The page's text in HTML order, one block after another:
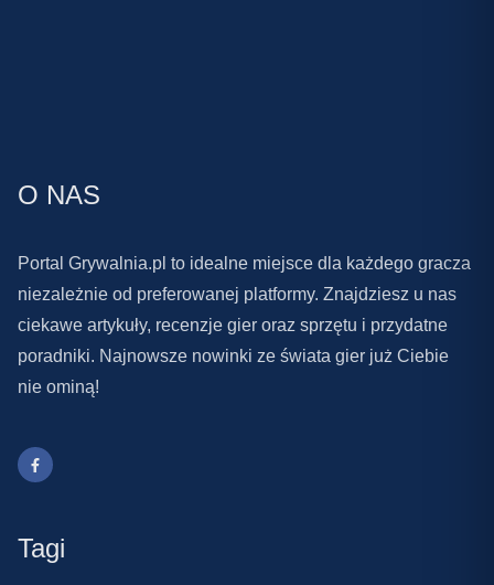
O NAS
Portal Grywalnia.pl to idealne miejsce dla każdego gracza
niezależnie od preferowanej platformy. Znajdziesz u nas
ciekawe artykuły, recenzje gier oraz sprzętu i przydatne
poradniki. Najnowsze nowinki ze świata gier już Ciebie
nie ominą!
Tagi